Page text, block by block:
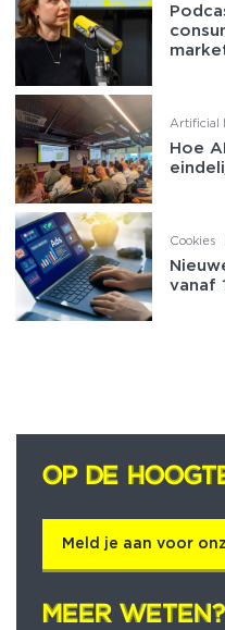
Artificial
Hoe
Cookies
vanaf
OP DE
OP DE
Meld je aan voor
MEER WETEN?
MEER WETEN?